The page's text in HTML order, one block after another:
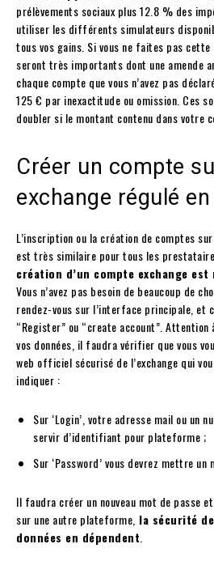
prélèvements sociaux plus 12.8 % des
utiliser les différents simulateurs
tous vos gains. Si vous ne faites pas
seront très importants dont une amende
chaque compte que vous n’avez pas
125 € par inexactitude ou omission. Ces
doubler si le montant contenu dans votre
Créer un compte
exchange régulé
L’inscription ou la création de comptes
est très similaire pour tous les
création d’un compte exchange
Vous n’avez pas besoin de beaucoup de
rendez-vous sur l’interface principale, et
“Register” ou “create account”. Attention
vos données, il faudra vérifier que vous
web officiel sécurisé de l’exchange qui
indiquer :
Sur ‘Login’, votre adresse mail ou un
servir d’identifiant pour plateforme ;
Sur ‘Password’ vous devrez mettre un
Il faudra créer un nouveau mot de passe
sur une autre plateforme, la sécurité
données en dépendent